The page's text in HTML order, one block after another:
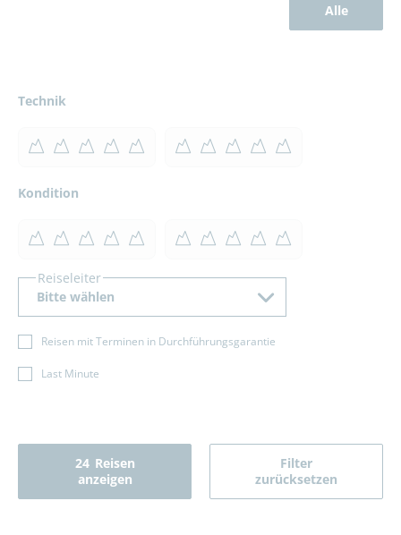
Alle
Technik
Kondition
Reiseleiter
Bitte wählen
Reisen mit Terminen in Durchführungsgarantie
Last Minute
24 Reisen
anzeigen
Filter
zurücksetzen